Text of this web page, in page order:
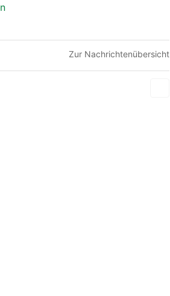
Zur Nachrichtenübersicht